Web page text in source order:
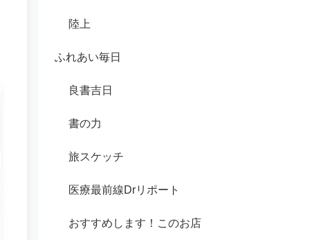
陸上
ふれあい毎日
良書吉日
書の力
旅スケッチ
医療最前線Drリポート
おすすめします！このお店